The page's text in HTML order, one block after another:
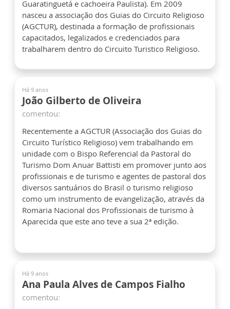
Guaratinguetá e cachoeira Paulista). Em 2009
nasceu a associação dos Guias do Circuito Religioso
(AGCTUR), destinada a formação de profissionais
capacitados, legalizados e credenciados para
trabalharem dentro do Circuito Turistico Religioso.
Há 9 anos
João Gilberto de Oliveira
comentou:
Recentemente a AGCTUR (Associação dos Guias do
Circuito Turístico Religioso) vem trabalhando em
unidade com o Bispo Referencial da Pastoral do
Turismo Dom Anuar Battisti em promover junto aos
profissionais e de turismo e agentes de pastoral dos
diversos santuários do Brasil o turismo religioso
como um instrumento de evangelização, através da
Romaria Nacional dos Profissionais de turismo à
Aparecida que este ano teve a sua 2ª edição.
Há 9 anos
Ana Paula Alves de Campos Fialho
comentou: